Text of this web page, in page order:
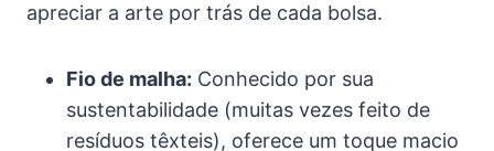
apreciar a arte por trás de cada bolsa.
Fio de malha: Conhecido por sua
sustentabilidade (muitas vezes feito de
resíduos têxteis), oferece um toque macio